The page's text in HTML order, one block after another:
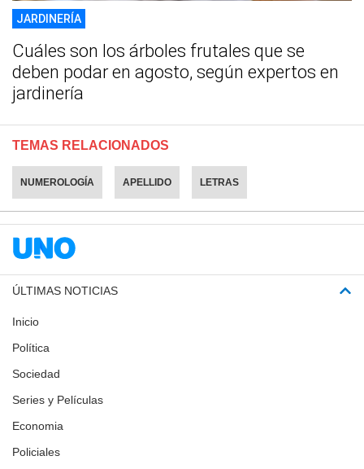
JARDINERÍA
Cuáles son los árboles frutales que se
deben podar en agosto, según expertos en
jardinería
TEMAS RELACIONADOS
NUMEROLOGÍA APELLIDO LETRAS
ÚLTIMAS NOTICIAS
Inicio
Política
Sociedad
Series y Películas
Economia
Policiales